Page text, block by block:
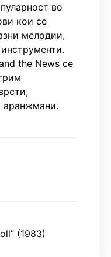
во
кои се
мелодии,
the News се
аранжмани.
(1983)